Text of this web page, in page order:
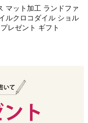
マット加工 ランドファ
ルクロコダイル ショル
レゼント ギフト